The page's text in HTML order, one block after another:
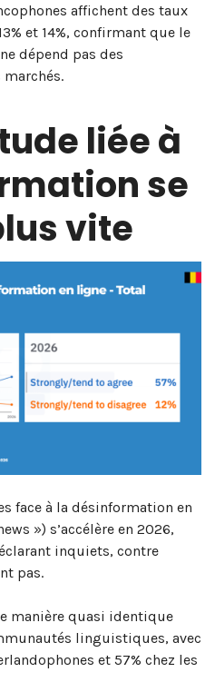
affichent des taux
et 14%, confirmant que le
dépend pas des
.
liée à
se
vite
face à la désinformation en
») s’accélère en 2026,
inquiets, contre
pas.
manière quasi identique
linguistiques, avec
et 57% chez les